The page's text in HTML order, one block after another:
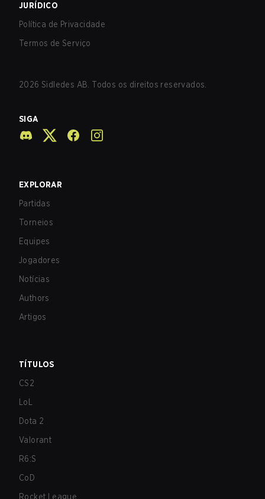
JURÍDICO
Política de Privacidade
Termos de Serviço
2026 Sidledes AB. Todos os direitos reservados.
SIGA
EXPLORAR
Partidas
Torneios
Equipes
Jogadores
Notícias
Authors
Artigos
TÍTULOS
CS2
LoL
Dota 2
Valorant
R6:S
CoD
Rocket League